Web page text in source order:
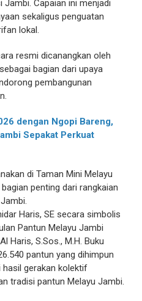
Jambi. Capaian ini menjadi
sekaligus penguatan
lokal.
resmi dicanangkan oleh
bagian dari upaya
pembangunan
dengan Ngopi Bareng,
Sepakat Perkuat
di Taman Mini Melayu
penting dari rangkaian
Haris, SE secara simbolis
Pantun Melayu Jambi
Haris, S.Sos., M.H. Buku
pantun yang dihimpun
hasil gerakan kolektif
tradisi pantun Melayu Jambi.